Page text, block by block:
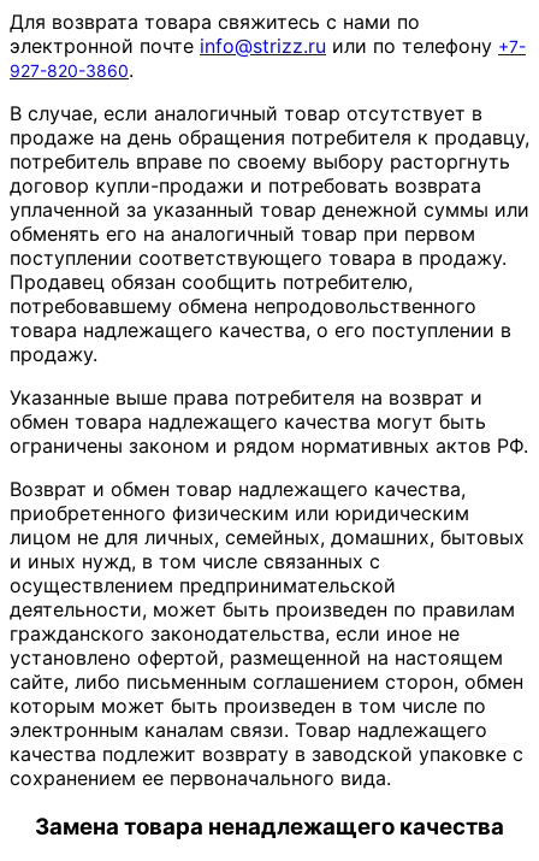
Для возврата товара свяжитесь с нами по
электронной почте info@strizz.ru или по телефону +7-
927-820-3860.
В случае, если аналогичный товар отсутствует в
продаже на день обращения потребителя к продавцу,
потребитель вправе по своему выбору расторгнуть
договор купли-продажи и потребовать возврата
уплаченной за указанный товар денежной суммы или
обменять его на аналогичный товар при первом
поступлении соответствующего товара в продажу.
Продавец обязан сообщить потребителю,
потребовавшему обмена непродовольственного
товара надлежащего качества, о его поступлении в
продажу.
Указанные выше права потребителя на возврат и
обмен товара надлежащего качества могут быть
ограничены законом и рядом нормативных актов РФ.
Возврат и обмен товар надлежащего качества,
приобретенного физическим или юридическим
лицом не для личных, семейных, домашних, бытовых
и иных нужд, в том числе связанных с
осуществлением предпринимательской
деятельности, может быть произведен по правилам
гражданского законодательства, если иное не
установлено офертой, размещенной на настоящем
сайте, либо письменным соглашением сторон, обмен
которым может быть произведен в том числе по
электронным каналам связи. Товар надлежащего
качества подлежит возврату в заводской упаковке с
сохранением ее первоначального вида.
Замена товара ненадлежащего качества